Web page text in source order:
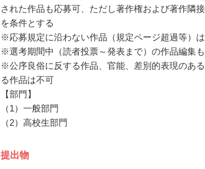
された作品も応募可、ただし著作権および著作隣
を条件とする
※応募規定に沿わない作品（規定ページ超過等）
※選考期間中（読者投票～発表まで）の作品編集
※公序良俗に反する作品、官能、差別的表現のあ
る作品は不可
【部門】
（1）一般部門
（2）高校生部門
提出物